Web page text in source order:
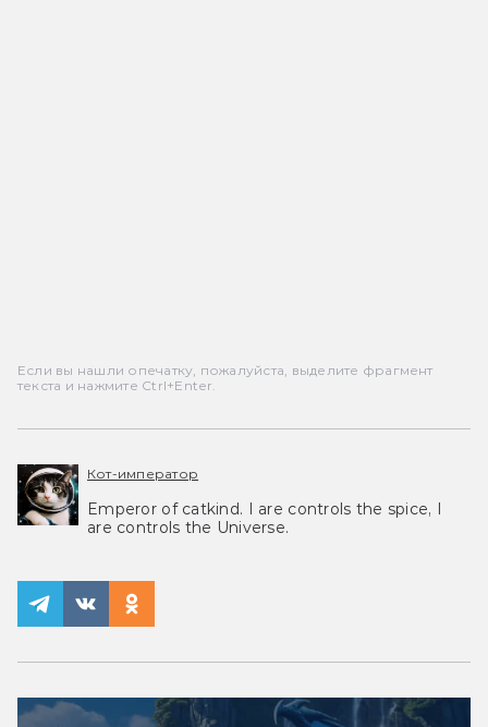
Если вы нашли опечатку, пожалуйста, выделите фрагмент
текста и нажмите Ctrl+Enter.
Кот-император
Emperor of catkind. I are controls the spice, I
are controls the Universe.